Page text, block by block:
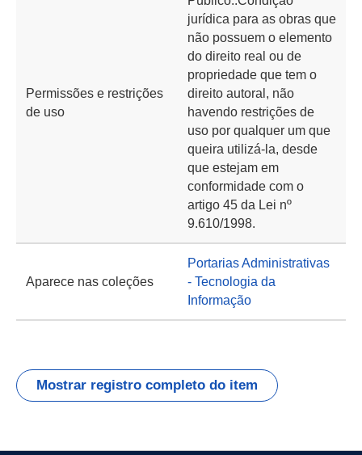
Permissões e restrições
de uso
jurídica para as obras que
não possuem o elemento
do direito real ou de
propriedade que tem o
direito autoral, não
havendo restrições de
uso por qualquer um que
queira utilizá-la, desde
que estejam em
conformidade com o
artigo 45 da Lei nº
9.610/1998.
Aparece nas coleções
Portarias Administrativas
- Tecnologia da
Informação
Mostrar registro completo do item